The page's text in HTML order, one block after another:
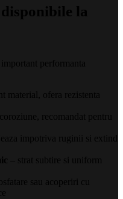
la
performanta
material, ofera rezistenta
recomandat pentru
impotriva ruginii si extind
– strat subtire si uniform
sau acoperiri cu